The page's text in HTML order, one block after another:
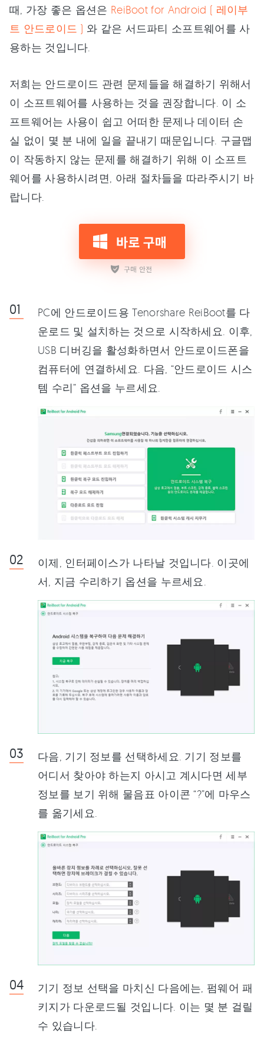
때, 가장 좋은 옵션은 ReiBoot for Android ( 레이부
트 안드로이드 ) 와 같은 서드파티 소프트웨어를 사
용하는 것입니다.
저희는 안드로이드 관련 문제들을 해결하기 위해서
이 소프트웨어를 사용하는 것을 권장합니다. 이 소
프트웨어는 사용이 쉽고 어떠한 문제나 데이터 손
실 없이 몇 분 내에 일을 끝내기 때문입니다. 구글맵
이 작동하지 않는 문제를 해결하기 위해 이 소프트
웨어를 사용하시려면, 아래 절차들을 따라주시기 바
랍니다.
PC에 안드로이드용 Tenorshare ReiBoot를 다
운로드 및 설치하는 것으로 시작하세요. 이후,
USB 디버깅을 활성화하면서 안드로이드폰을
컴퓨터에 연결하세요. 다음, “안드로이드 시스
템 수리” 옵션을 누르세요.
이제, 인터페이스가 나타날 것입니다. 이곳에
서, 지금 수리하기 옵션을 누르세요.
다음, 기기 정보를 선택하세요. 기기 정보를
어디서 찾아야 하는지 아시고 계시다면 세부
정보를 보기 위해 물음표 아이콘 “?”에 마우스
를 옮기세요.
기기 정보 선택을 마치신 다음에는, 펌웨어 패
키지가 다운로드될 것입니다. 이는 몇 분 걸릴
수 있습니다.